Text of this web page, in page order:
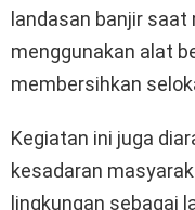
landasan banjir
menggunakan alat
membersihkan
Kegiatan ini juga
kesadaran
lingkungan sebagai